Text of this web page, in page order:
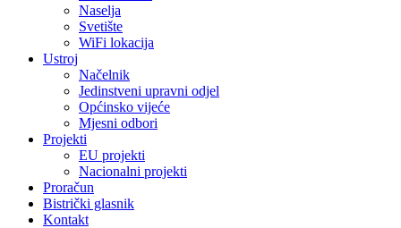
Naselja
Svetište
WiFi lokacija
Ustroj
Načelnik
Jedinstveni upravni odjel
Općinsko vijeće
Mjesni odbori
Projekti
EU projekti
Nacionalni projekti
Proračun
Bistrički glasnik
Kontakt